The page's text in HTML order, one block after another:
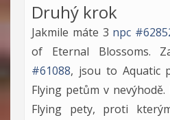
Druhý krok
Jakmile máte 3 npc
of Eternal Blossoms.
#61088, jsou to Aquatic
Flying petům v
Flying pety, proti